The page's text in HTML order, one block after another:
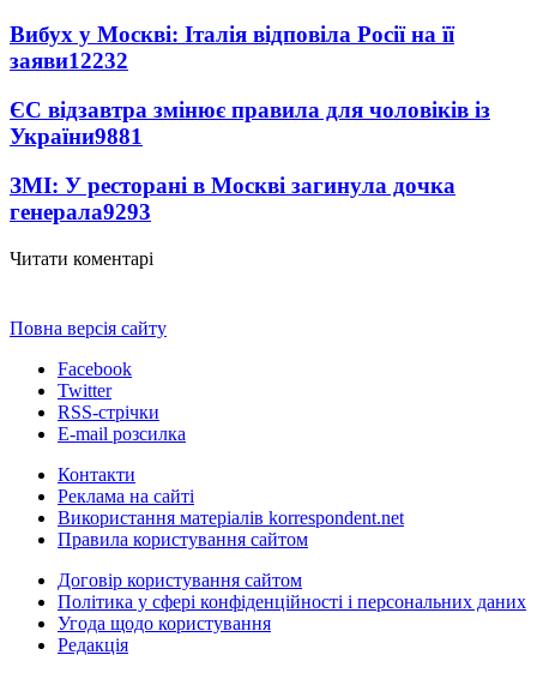
Вибух у Москві: Італія відповіла Росії на її
заяви12232
ЄС відзавтра змінює правила для чоловіків із
України9881
ЗМІ: У ресторані в Москві загинула дочка
генерала9293
Читати коментарі
Повна версія сайту
Facebook
Twitter
RSS-стрічки
E-mail розсилка
Контакти
Реклама на сайті
Використання матеріалів korrespondent.net
Правила користування сайтом
Договір користування сайтом
Політика у сфері конфіденційності і персональних даних
Угода щодо користування
Редакція